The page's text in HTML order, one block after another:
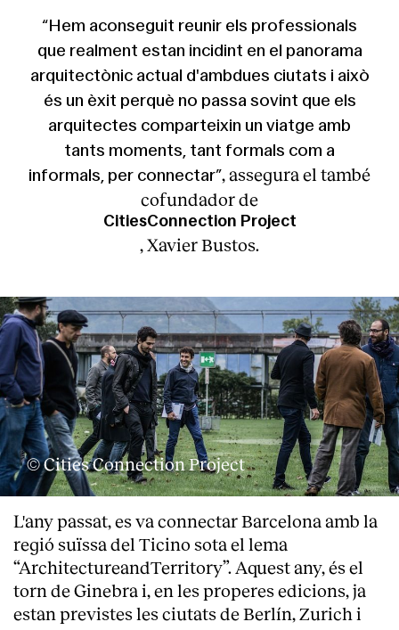
“Hem aconseguit reunir els professionals
que realment estan incidint en el panorama
arquitectònic actual d'ambdues ciutats i això
és un èxit perquè no passa sovint que els
arquitectes comparteixin un viatge amb
tants moments, tant formals com a
informals, per connectar”, assegura el també
cofundador de
CitiesConnection Project
, Xavier Bustos.
© Cities Connection Project
L'any passat, es va connectar Barcelona amb la
regió suïssa del Ticino sota el lema
“ArchitectureandTerritory”. Aquest any, és el
torn de Ginebra i, en les properes edicions, ja
estan previstes les ciutats de Berlín, Zurich i